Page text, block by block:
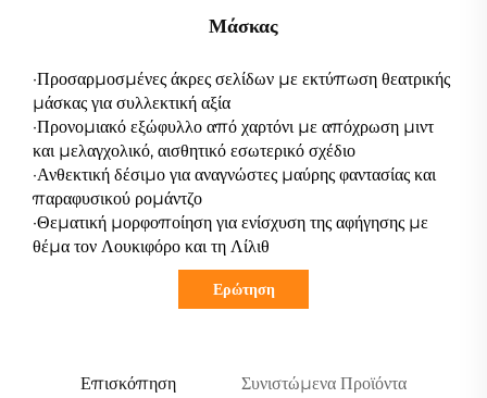
Μάσκας
·Προσαρμοσμένες άκρες σελίδων με εκτύπωση θεατρικής
μάσκας για συλλεκτική αξία
·Προνομιακό εξώφυλλο από χαρτόνι με απόχρωση μιντ
και μελαγχολικό, αισθητικό εσωτερικό σχέδιο
·Ανθεκτική δέσιμο για αναγνώστες μαύρης φαντασίας και
παραφυσικού ρομάντζο
·Θεματική μορφοποίηση για ενίσχυση της αφήγησης με
θέμα τον Λουκιφόρο και τη Λίλιθ
Ερώτηση
Επισκόπηση Συνιστώμενα Προϊόντα